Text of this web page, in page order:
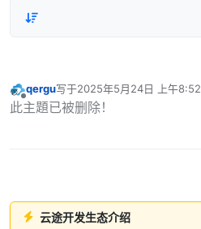
离线
qergu写于2025年5月24日 上午8:52
最后由 编辑
此主題已被删除！
云途开发生态介绍